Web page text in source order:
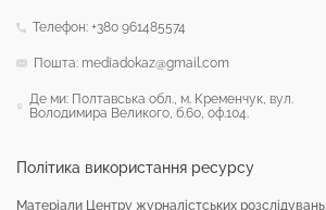
Політика використання ресурсу
Матеріали Центру журналістських розслідувань
Телефон: +380 961485574
Пошта: mediadokaz@gmail.com
Де ми: Полтавська обл., м. Кременчук, вул.
Володимира Великого, б.60, оф.104.